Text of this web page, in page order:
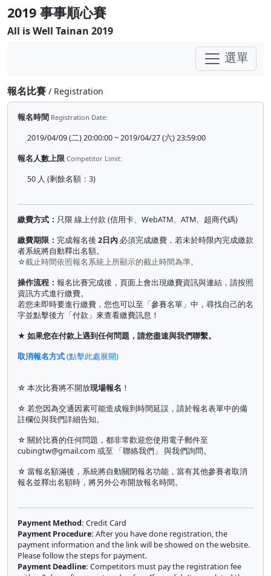
2019 事事順心賽
All is Well Tainan 2019
選單
報名比賽 / Registration
報名時間 Registration Date:
2019/04/09 (二) 20:00:00 ~ 2019/04/27 (六) 23:59:00
報名人數上限 Competitor Limit:
50 人 (剩餘名額：3)
繳費方式： 只限 線上付款 (信用卡、WebATM、ATM、超商代碼)
繳費期限： 完成報名後 2日內 必須完成繳費，若未於時限內完成繳款
者系統將自動釋出名額。
☆截止時間依照報名系統上所顯示的截止時間為準。
操作流程： 報名比賽完成後，頁面上會出現繳費資訊與連結，請按照
資訊方式進行繳費。
若您未即時要進行繳費，您也可以至「參賽名單」中，尋找自己的名
字並點擊後方「付款」來查看繳費訊息！
★ 如果您在付款上遇到任何問題，請您盡速與我們聯繫。
取消報名方式(點擊此處展開)
☆ 本次比賽將不開放現場報名 ！
☆ 若您因為交通因素可能造成報到時間延誤，請於報名表單中的備
註欄位與我們詳細告知。
☆ 關於比賽的任何問題，都非常歡迎您使用電子郵件至
cubingtw@gmail.com 或至 「聯絡我們」 與我們詢問。
☆ 當報名額滿後，系統將自動關閉報名功能，當有其他參賽者取消
報名並釋出名額時，將另外公布開放報名時間。
Payment Method: Credit Card
Payment Procedure: After you have done registration, the
payment information and the link will be showed on the website.
Please follow the steps for payment.
Payment Deadline: Competitors must pay the registration fee